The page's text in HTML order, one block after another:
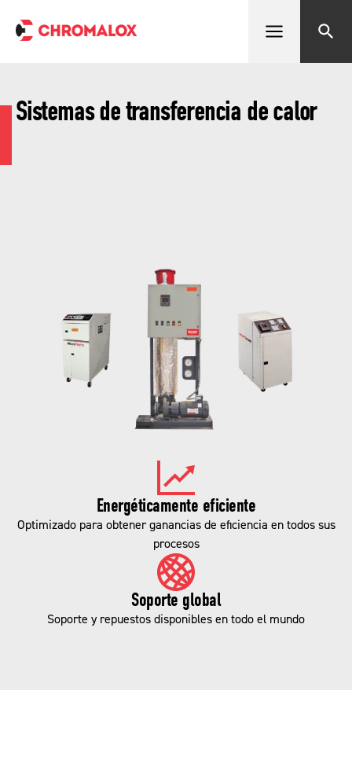
Abrir menúBuscar
Sistemas de transferencia de calor
Energéticamente eficiente
Optimizado para obtener ganancias de eficiencia en todos sus
procesos
Soporte global
Soporte y repuestos disponibles en todo el mundo